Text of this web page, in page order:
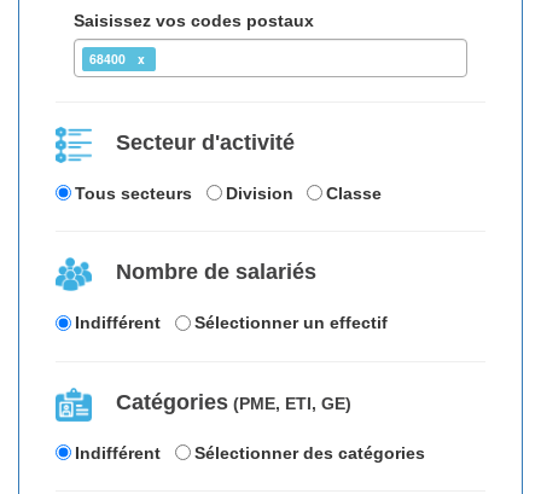
Saisissez vos codes postaux
68400
Secteur d'activité
Tous secteurs Division Classe
Nombre de salariés
Indifférent Sélectionner un effectif
Catégories (PME, ETI, GE)
Indifférent Sélectionner des catégories